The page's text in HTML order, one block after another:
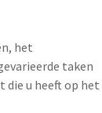
het
taken
die u heeft op het